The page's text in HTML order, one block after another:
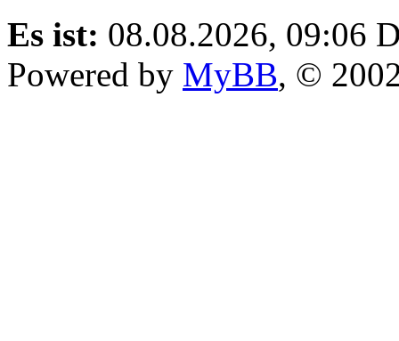
Es ist: 08.08.2026, 09:06
Powered by MyBB, ©